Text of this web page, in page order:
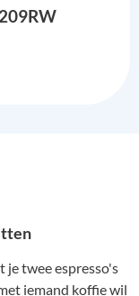
je twee espresso's
iemand koffie wil